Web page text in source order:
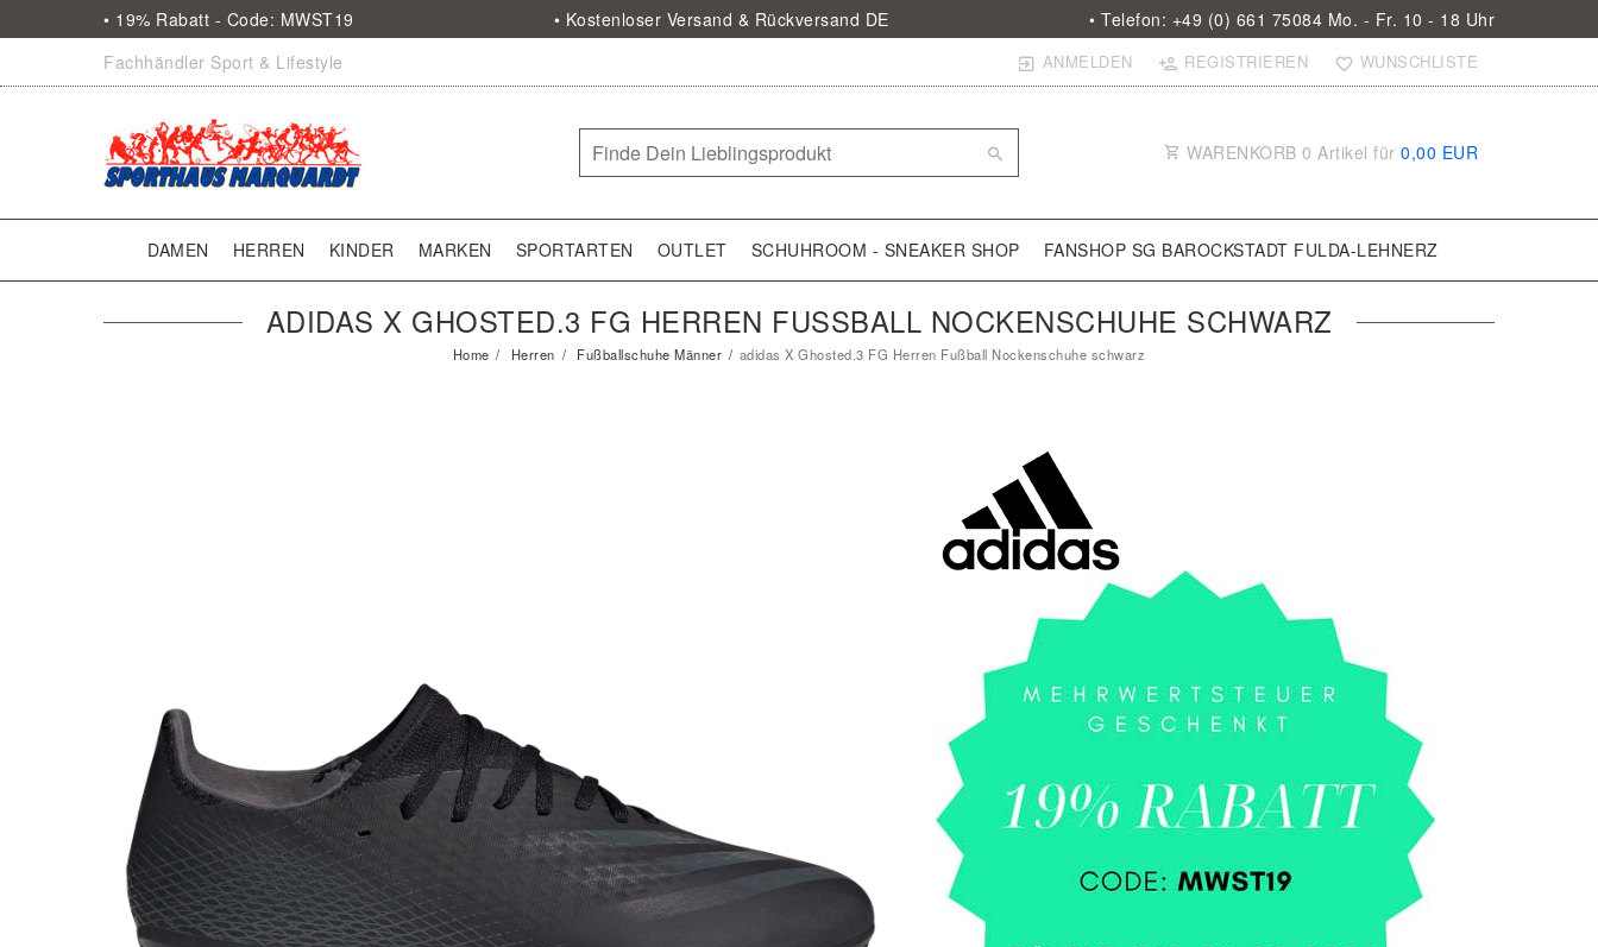
• 19% Rabatt - Code: MWST19 • Kostenloser Versand & Rückversand DE
• Telefon: +49 (0) 661 75084 Mo. - Fr. 10 - 18 Uhr
Fachhändler Sport & Lifestyle
ANMELDEN REGISTRIEREN WUNSCHLISTE
WARENKORB 0 Artikel für 0,00 EUR
DAMEN HERREN KINDER MARKEN SPORTARTEN OUTLET SCHUHROOM - SNEAKER SHOP FANSHOP SG BAROCKSTADT FULDA-LEHNERZ
ADIDAS X GHOSTED.3 FG HERREN FUSSBALL NOCKENSCHUHE SCHWARZ
Home Herren Fußballschuhe Männer adidas X Ghosted.3 FG Herren Fußball Nockenschuhe schwarz